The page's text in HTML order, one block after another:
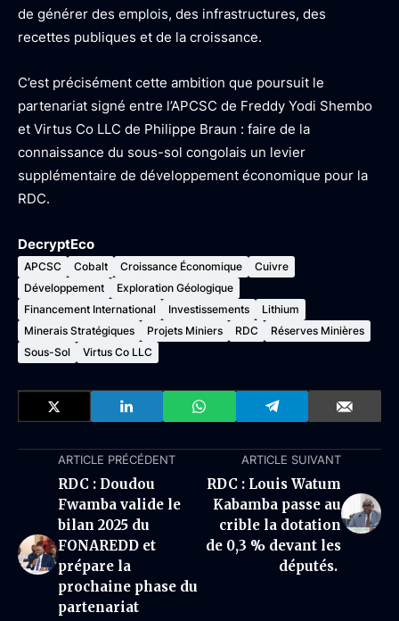
de générer des emplois, des infrastructures, des
recettes publiques et de la croissance.
C’est précisément cette ambition que poursuit le
partenariat signé entre l’APCSC de Freddy Yodi Shembo
et Virtus Co LLC de Philippe Braun : faire de la
connaissance du sous-sol congolais un levier
supplémentaire de développement économique pour la
RDC.
DecryptEco
APCSC Cobalt Croissance Économique
Cuivre
Développement
Exploration Géologique
Financement International
Investissements
Lithium
Minerais Stratégiques
Projets Miniers RDC
Réserves Minières
Sous-Sol
Virtus Co LLC
ARTICLE PRÉCÉDENT
RDC : Doudou
Fwamba valide le
bilan 2025 du
FONAREDD et
prépare la
prochaine phase du
partenariat
ARTICLE SUIVANT
RDC : Louis Watum
Kabamba passe au
crible la dotation
de 0,3 % devant les
députés.